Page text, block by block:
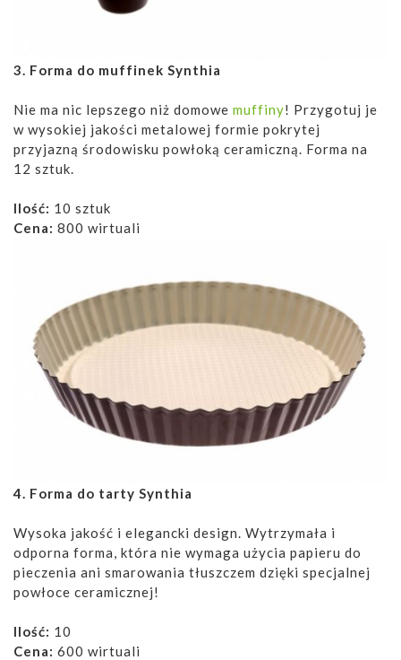
3. Forma do muffinek Synthia
Nie ma nic lepszego niż domowe muffiny! Przygotuj je
w wysokiej jakości metalowej formie pokrytej
przyjazną środowisku powłoką ceramiczną. Forma na
12 sztuk.
Ilość: 10 sztuk
Cena: 800 wirtuali
4. Forma do tarty Synthia
Wysoka jakość i elegancki design. Wytrzymała i
odporna forma, która nie wymaga użycia papieru do
pieczenia ani smarowania tłuszczem dzięki specjalnej
powłoce ceramicznej!
Ilość: 10
Cena: 600 wirtuali